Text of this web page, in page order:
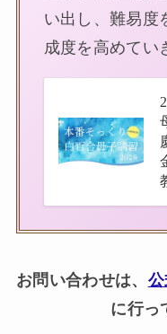
い出し、難易度
成度を高めてい
お問い合わせは、
に行っ